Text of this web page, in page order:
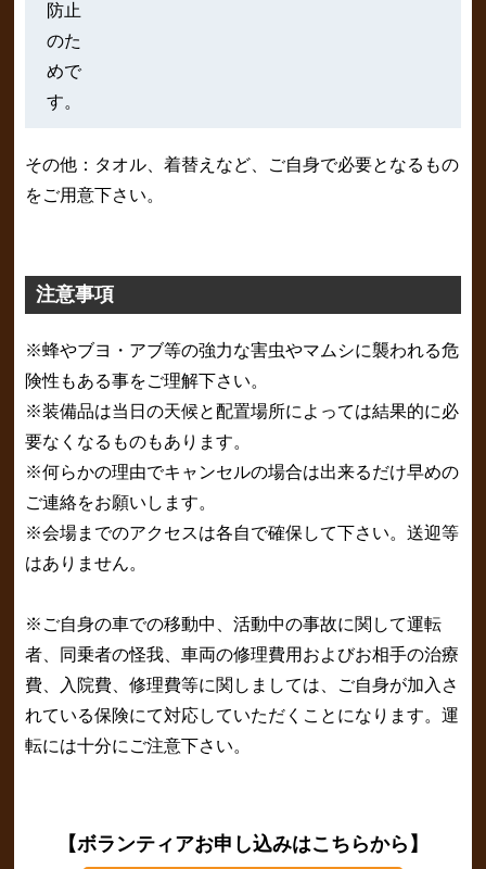
防止
のた
めで
す。
その他：タオル、着替えなど、ご自身で必要となるもの
をご用意下さい。
注意事項
※蜂やブヨ・アブ等の強力な害虫やマムシに襲われる危
険性もある事をご理解下さい。
※装備品は当日の天候と配置場所によっては結果的に必
要なくなるものもあります。
※何らかの理由でキャンセルの場合は出来るだけ早めの
ご連絡をお願いします。
※会場までのアクセスは各自で確保して下さい。送迎等
はありません。
※ご自身の車での移動中、活動中の事故に関して運転
者、同乗者の怪我、車両の修理費用およびお相手の治療
費、入院費、修理費等に関しましては、ご自身が加入さ
れている保険にて対応していただくことになります。運
転には十分にご注意下さい。
【ボランティアお申し込みはこちらから】